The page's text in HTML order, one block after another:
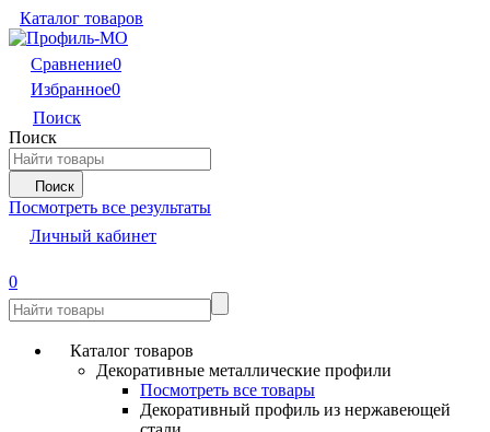
Каталог товаров
Сравнение0
Избранное0
Поиск
Поиск
Поиск
Посмотреть все результаты
Личный кабинет
0
Каталог товаров
Декоративные металлические профили
Посмотреть все товары
Декоративный профиль из нержавеющей